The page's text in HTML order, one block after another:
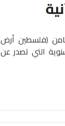
(فلسطين أرض
التي تصدر عن